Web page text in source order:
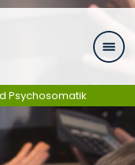
Psychosomatik